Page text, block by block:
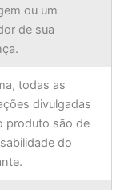
ou um
de sua
todas as
divulgadas
produto são de
do